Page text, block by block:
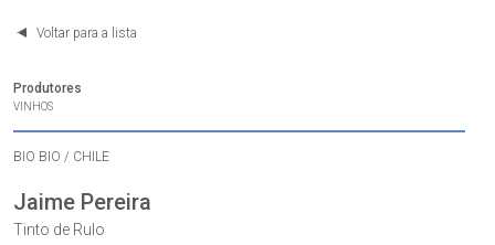
Voltar para a lista
Produtores
VINHOS
BIO BIO / CHILE
Jaime Pereira
Tinto de Rulo